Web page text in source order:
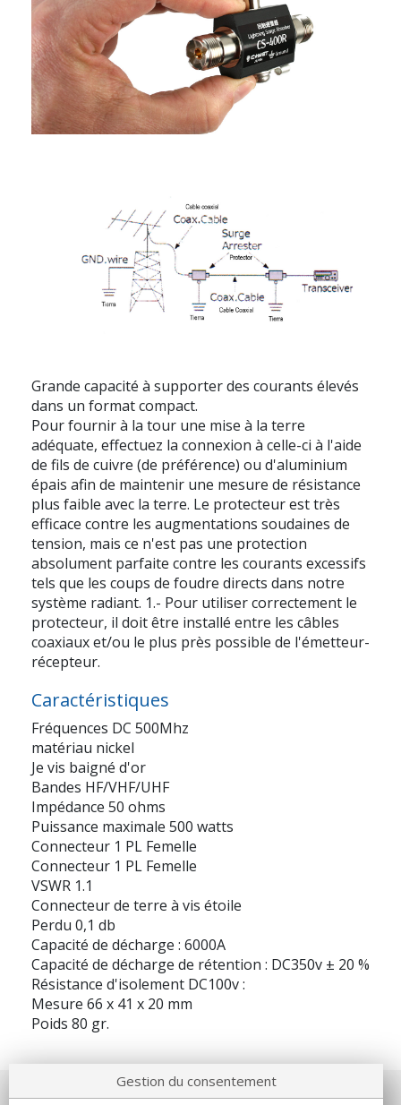
Grande capacité à supporter des courants élevés
dans un format compact.
Pour fournir à la tour une mise à la terre
adéquate, effectuez la connexion à celle-ci à l'aide
de fils de cuivre (de préférence) ou d'aluminium
épais afin de maintenir une mesure de résistance
plus faible avec la terre. Le protecteur est très
efficace contre les augmentations soudaines de
tension, mais ce n'est pas une protection
absolument parfaite contre les courants excessifs
tels que les coups de foudre directs dans notre
système radiant. 1.- Pour utiliser correctement le
protecteur, il doit être installé entre les câbles
coaxiaux et/ou le plus près possible de l'émetteur-
récepteur.
Caractéristiques
Fréquences DC 500Mhz
matériau nickel
Je vis baigné d'or
Bandes HF/VHF/UHF
Impédance 50 ohms
Puissance maximale 500 watts
Connecteur 1 PL Femelle
Connecteur 1 PL Femelle
VSWR 1.1
Connecteur de terre à vis étoile
Perdu 0,1 db
Capacité de décharge : 6000A
Capacité de décharge de rétention : DC350v ± 20 %
Résistance d'isolement DC100v :
Mesure 66 x 41 x 20 mm
Poids 80 gr.
Gestion du consentement